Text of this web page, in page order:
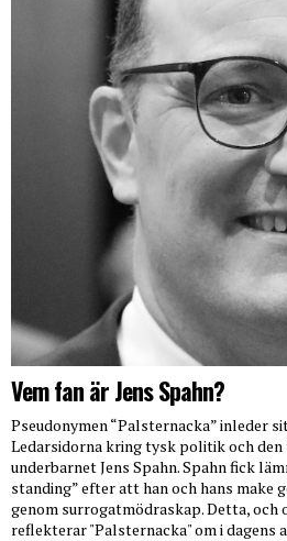
Vem fan är Jens Spahn?
Pseudonymen “Palsternacka” inleder
Ledarsidorna kring tysk politik och
underbarnet Jens Spahn. Spahn fick
standing” efter att han och hans make
genom surrogatmödraskap. Detta, och
reflekterar "Palsternacka" om i dagens